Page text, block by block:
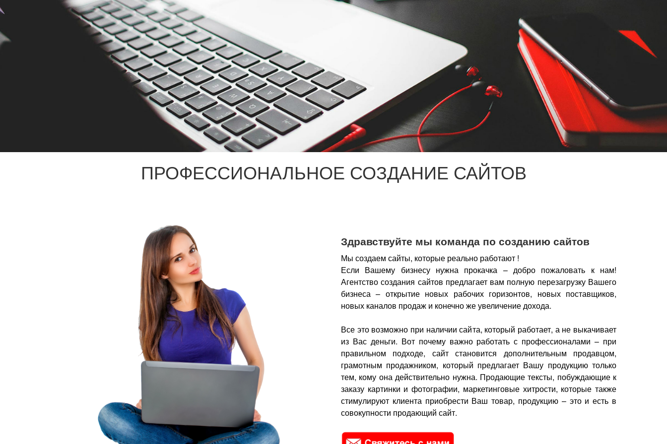
ПРОФЕССИОНАЛЬНОЕ СОЗДАНИЕ САЙТОВ
Здравствуйте мы команда по созданию сайтов
Мы создаем сайты, которые реально работают !
Если Вашему бизнесу нужна прокачка – добро пожаловать к нам!
Агентство создания сайтов предлагает вам полную перезагрузку Вашего
бизнеса – открытие новых рабочих горизонтов, новых поставщиков,
новых каналов продаж и конечно же увеличение дохода.
Все это возможно при наличии сайта, который работает, а не выкачивает
из Вас деньги. Вот почему важно работать с профессионалами – при
правильном подходе, сайт становится дополнительным продавцом,
грамотным продажником, который предлагает Вашу продукцию только
тем, кому она действительно нужна. Продающие тексты, побуждающие к
заказу картинки и фотографии, маркетинговые хитрости, которые также
стимулируют клиента приобрести Ваш товар, продукцию – это и есть в
совокупности продающий сайт.